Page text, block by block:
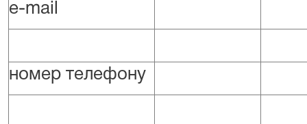
е-mail
номер телефону